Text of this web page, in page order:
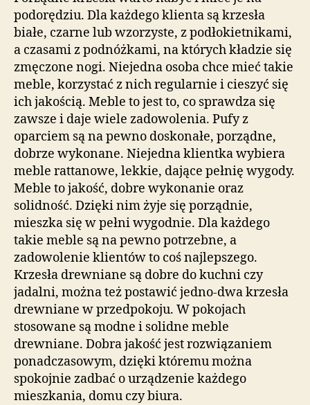
podorędziu. Dla każdego klienta są krzesła
białe, czarne lub wzorzyste, z podłokietnikami,
a czasami z podnóżkami, na których kładzie się
zmęczone nogi. Niejedna osoba chce mieć takie
meble, korzystać z nich regularnie i cieszyć się
ich jakością. Meble to jest to, co sprawdza się
zawsze i daje wiele zadowolenia. Pufy z
oparciem są na pewno doskonałe, porządne,
dobrze wykonane. Niejedna klientka wybiera
meble rattanowe, lekkie, dające pełnię wygody.
Meble to jakość, dobre wykonanie oraz
solidność. Dzięki nim żyje się porządnie,
mieszka się w pełni wygodnie. Dla każdego
takie meble są na pewno potrzebne, a
zadowolenie klientów to coś najlepszego.
Krzesła drewniane są dobre do kuchni czy
jadalni, można też postawić jedno-dwa krzesła
drewniane w przedpokoju. W pokojach
stosowane są modne i solidne meble
drewniane. Dobra jakość jest rozwiązaniem
ponadczasowym, dzięki któremu można
spokojnie zadbać o urządzenie każdego
mieszkania, domu czy biura.